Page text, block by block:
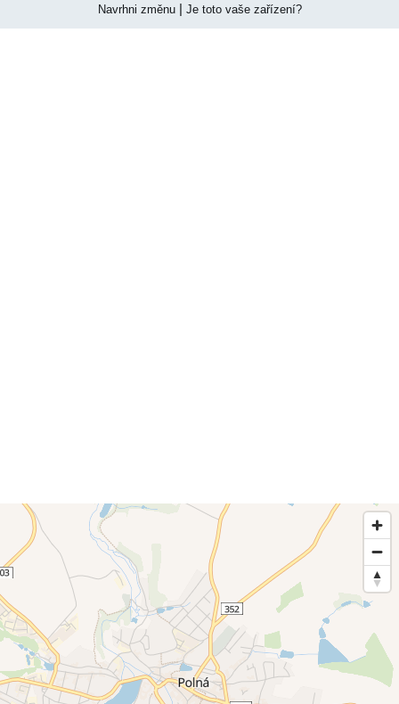
Navrhni změnu| Je toto vaše zařízení?